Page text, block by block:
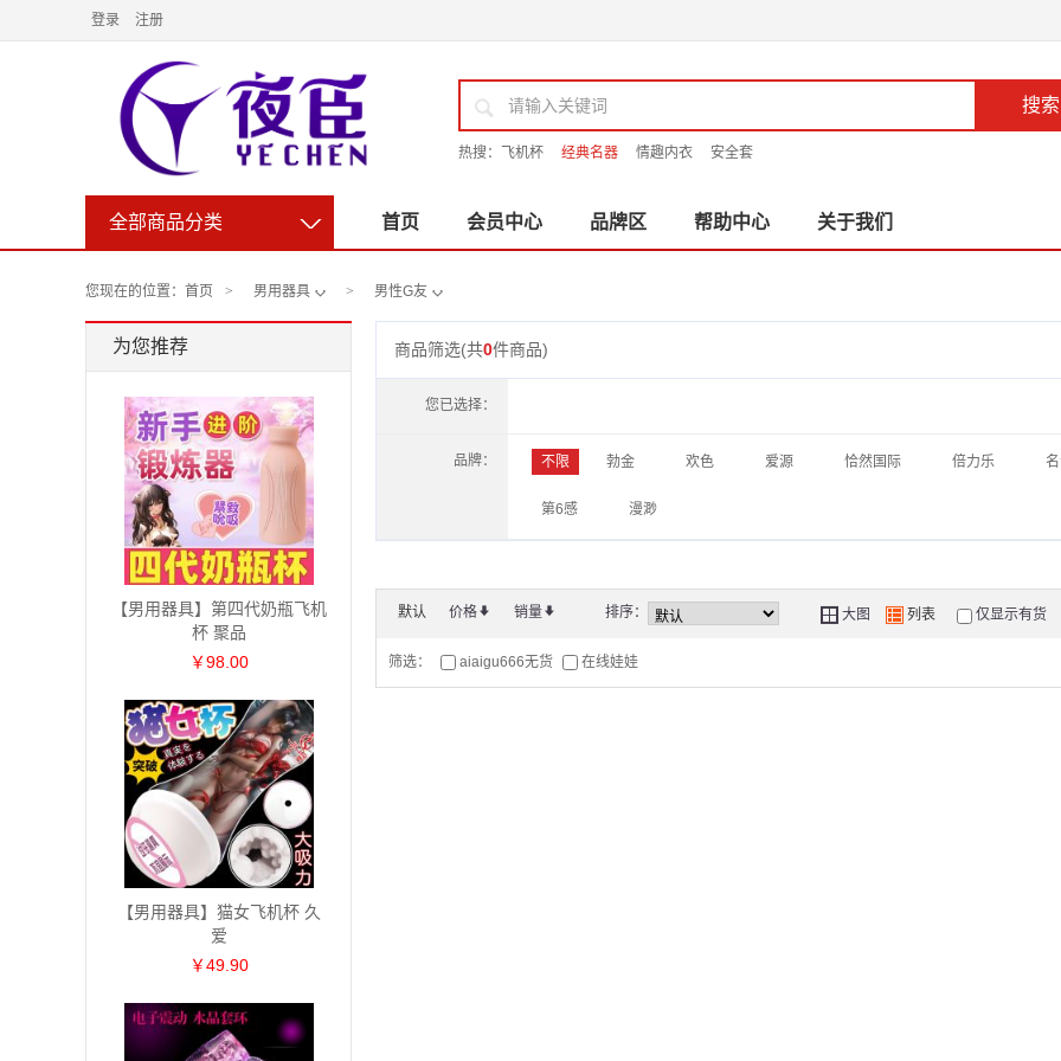
登录 注册
搜索
J
热搜： 飞机杯 经典名器 情趣内衣 安全套
全部商品分类 ◇ 首页 会员中心 品牌区 帮助中心 关于我们
您现在的位置： 首页 > 男用器具 ◇ > 男性G友 ◇
为您推荐
【男用器具】第四代奶瓶飞机
杯 聚品
￥98.00
【男用器具】猫女飞机杯 久
爱
￥49.90
商品筛选(共0件商品)
您已选择：
品牌： 不限 勃金 欢色 爱源 恰然国际 倍力乐
第6感 漫渺
默认 价格* 销量* 排序： Y 大图 Z 列表 仅显示有货
筛选： aiaigu666无货 在线娃娃